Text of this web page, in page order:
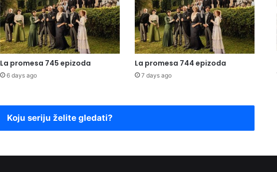
La promesa 745 epizoda
6 days ago
La promesa 744 epizoda
7 days ago
Koju seriju želite gledati?